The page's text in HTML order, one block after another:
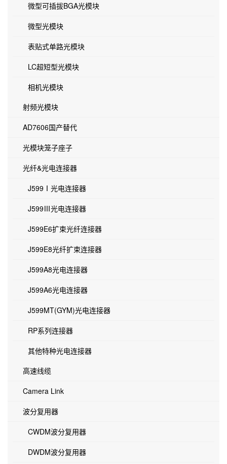
微型可插拔BGA光模块
微型光模块
表贴式单路光模块
LC超短型光模块
相机光模块
射频光模块
AD7606国产替代
光模块笼子座子
光纤&光电连接器
J599Ⅰ光电连接器
J599Ⅲ光电连接器
J599E6扩束光纤连接器
J599E8光纤扩束连接器
J599A8光电连接器
J599A6光电连接器
J599MT(GYM)光电连接器
RP系列连接器
其他特种光电连接器
高速线缆
Camera Link
波分复用器
CWDM波分复用器
DWDM波分复用器